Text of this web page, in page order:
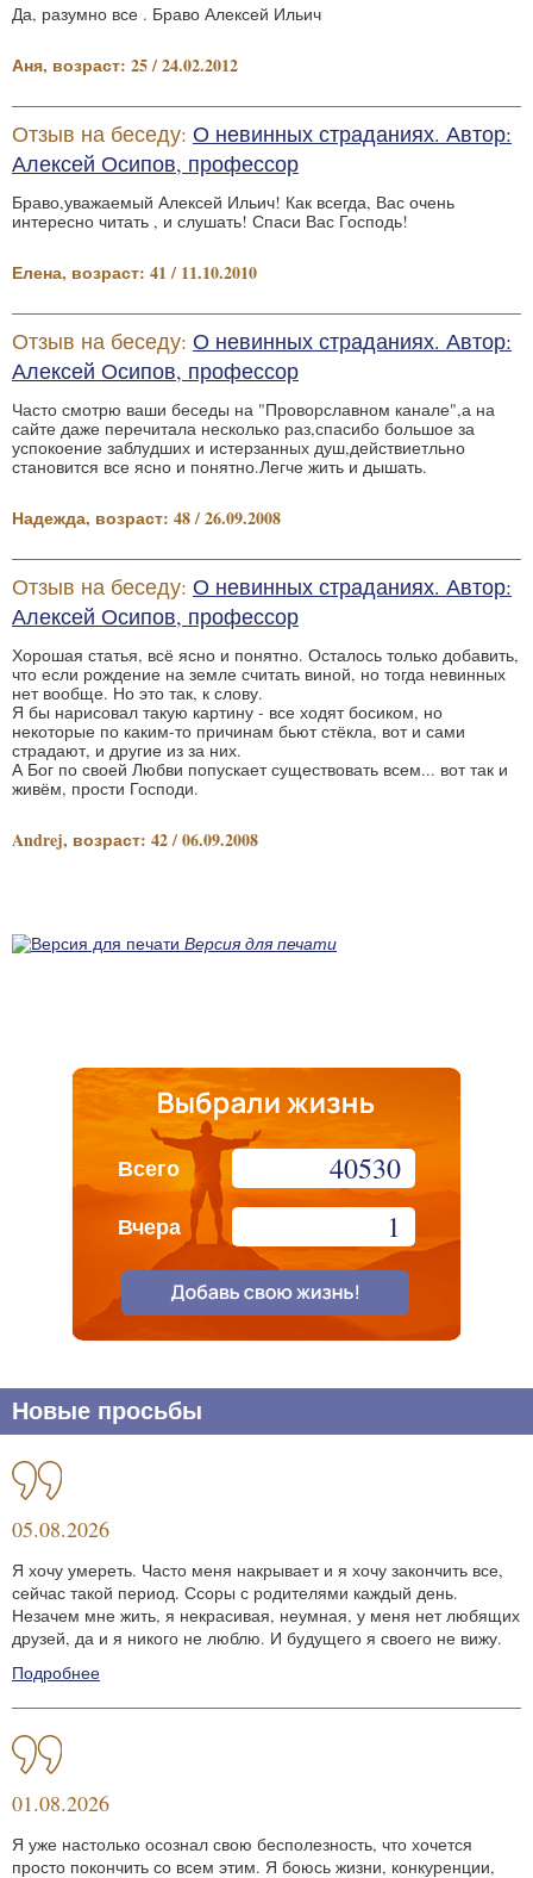
Да, разумно все . Браво Алексей Ильич
Аня, возраст: 25 / 24.02.2012
Отзыв на беседу: О невинных страданиях. Автор:
Алексей Осипов, профессор
Браво,уважаемый Алексей Ильич! Как всегда, Вас очень
интересно читать , и слушать! Спаси Вас Господь!
Елена, возраст: 41 / 11.10.2010
Отзыв на беседу: О невинных страданиях. Автор:
Алексей Осипов, профессор
Часто смотрю ваши беседы на "Проворславном канале",а на
сайте даже перечитала несколько раз,спасибо большое за
успокоение заблудших и истерзанных душ,действиетльно
становится все ясно и понятно.Легче жить и дышать.
Надежда, возраст: 48 / 26.09.2008
Отзыв на беседу: О невинных страданиях. Автор:
Алексей Осипов, профессор
Хорошая статья, всё ясно и понятно. Осталось только добавить,
что если рождение на земле считать виной, но тогда невинных
нет вообще. Но это так, к слову.
Я бы нарисовал такую картину - все ходят босиком, но
некоторые по каким-то причинам бьют стёкла, вот и сами
страдают, и другие из за них.
А Бог по своей Любви попускает существовать всем... вот так и
живём, прости Господи.
Andrej, возраст: 42 / 06.09.2008
Версия для печати
Всего 40530
Вчера 1
Новые просьбы
05.08.2026
Я хочу умереть. Часто меня накрывает и я хочу закончить все,
сейчас такой период. Ссоры с родителями каждый день.
Незачем мне жить, я некрасивая, неумная, у меня нет любящих
друзей, да и я никого не люблю. И будущего я своего не вижу.
Подробнее
01.08.2026
Я уже настолько осознал свою бесполезность, что хочется
просто покончить со всем этим. Я боюсь жизни, конкуренции,